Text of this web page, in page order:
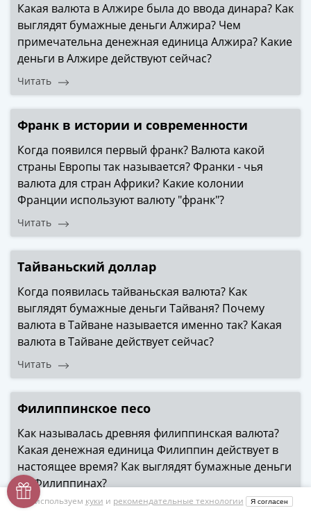
Какая валюта в Алжире была до ввода динара? Как
выглядят бумажные деньги Алжира? Чем
примечательна денежная единица Алжира? Какие
деньги в Алжире действуют сейчас?
Читать
Франк в истории и современности
Когда появился первый франк? Валюта какой
страны Европы так называется? Франки - чья
валюта для стран Африки? Какие колонии
Франции используют валюту "франк"?
Читать
Тайваньский доллар
Когда появилась тайваньская валюта? Как
выглядят бумажные деньги Тайваня? Почему
валюта в Тайване называется именно так? Какая
валюта в Тайване действует сейчас?
Читать
Филиппинское песо
Как называлась древняя филиппинская валюта?
Какая денежная единица Филиппин действует в
настоящее время? Как выглядят бумажные деньги
на Филиппинах?
Читать
Мы используем куки и рекомендательные технологии Я согласен